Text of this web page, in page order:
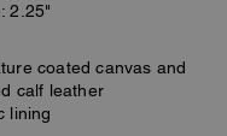
2.25"
coated canvas and
calf leather
lining